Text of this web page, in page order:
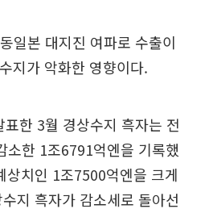
일본 대지진 여파로 수출이
지가 악화한 영향이다.
한 3월 경상수지 흑자는 전
한 1조6791억엔을 기록했
상치인 1조7500억엔을 크게
지 흑자가 감소세로 돌아선